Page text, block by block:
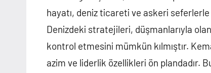
hayatı, deniz ticareti ve askeri
Denizdeki stratejileri, düşmanlarıyla
kontrol etmesini mümkün kılmıştır.
azim ve liderlik özellikleri ön plandadır.